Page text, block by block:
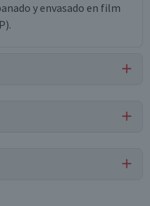
y envasado en film
ácido carmínico, nitrito